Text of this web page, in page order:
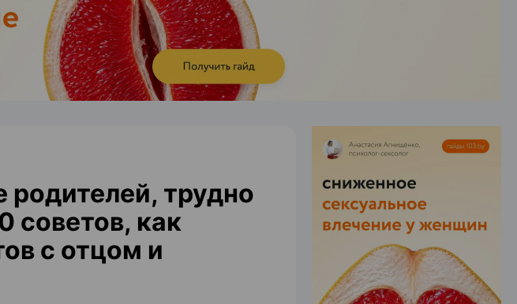
НА САЙТЕ
родителей, трудно
советов, как
с отцом и
ЭФФЕКТИВНАЯ РЕКЛАМА НА САЙТЕ